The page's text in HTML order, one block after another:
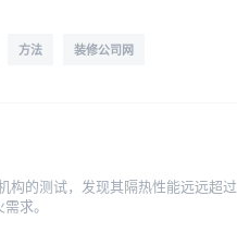
方法 装修公司网
的测试，发现其隔热性能远远超
求。